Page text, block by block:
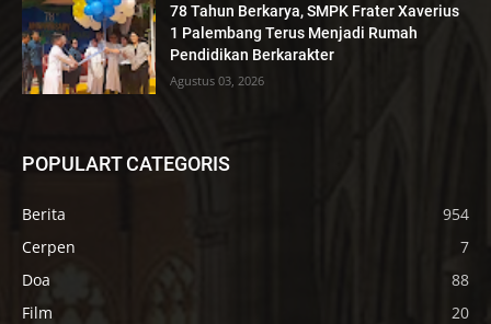
78 Tahun Berkarya, SMPK Frater Xaverius
1 Palembang Terus Menjadi Rumah
Pendidikan Berkarakter
Agustus 03, 2026
POPULART CATEGORIS
Berita
954
Cerpen
7
Doa
88
Film
20